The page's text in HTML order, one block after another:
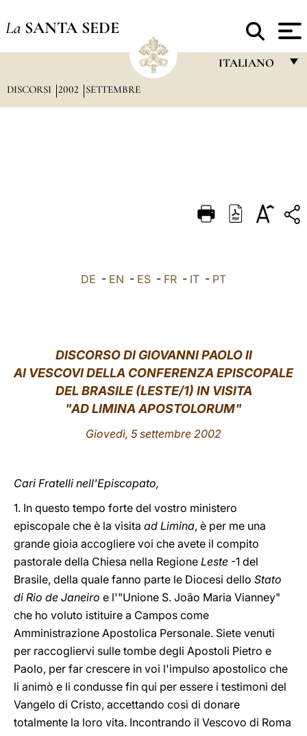
La SANTA SEDE
ITALIANO
DEUTSCH
العربيّة
DISCORSI 2002 SETTEMBRE
DE - EN - ES - FR - IT - PT
DISCORSO DI GIOVANNI PAOLO II
AI VESCOVI DELLA CONFERENZA EPISCOPALE
DEL BRASILE (LESTE/1) IN VISITA
"AD LIMINA APOSTOLORUM"
Giovedì, 5 settembre 2002
Cari Fratelli nell'Episcopato,
1. In questo tempo forte del vostro ministero
episcopale che è la visita ad Limina, è per me una
grande gioia accogliere voi che avete il compito
pastorale della Chiesa nella Regione Leste -1 del
Brasile, della quale fanno parte le Diocesi dello Stato
di Rio de Janeiro e l'"Unione S. João Maria Vianney"
che ho voluto istituire a Campos come
Amministrazione Apostolica Personale. Siete venuti
per raccogliervi sulle tombe degli Apostoli Pietro e
Paolo, per far crescere in voi l'impulso apostolico che
li animò e li condusse fin qui per essere i testimoni del
Vangelo di Cristo, accettando così di donare
totalmente la loro vita. Incontrando il Vescovo di Roma